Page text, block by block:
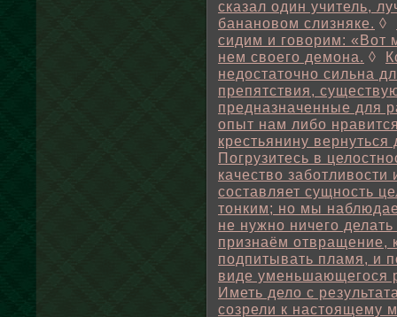
сказал один учитель,
банановом слизняке. ◊
сидим и говорим: «Вот
нем своего демона. ◊
недостаточно сильна
препятствия,
предназначенные для
опыт нам либо
крестьянину
Погрузитесь в
качество заботливости
составляет сущность
тонким; но мы
не нужно ничего делать
признаём отвращение,
подпитывать пламя, и
виде уменьшающегося
Иметь дело с
созрели к настоящему